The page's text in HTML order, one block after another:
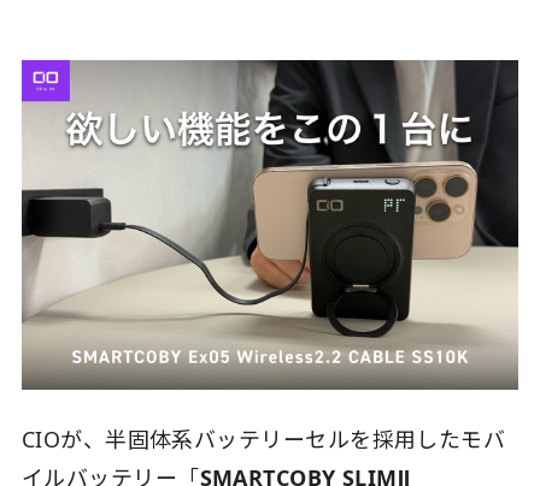
CIOが、半固体系バッテリーセルを採用したモバ
イルバッテリー「SMARTCOBY SLIMⅡ